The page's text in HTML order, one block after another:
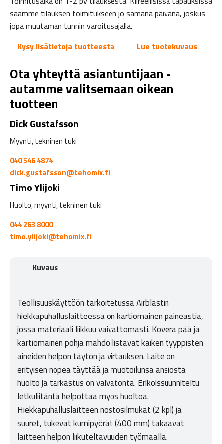
saamme tilauksen toimitukseen jo samana päivänä, joskus
jopa muutaman tunnin varoitusajalla.
Kysy lisätietoja tuotteesta
Lue tuotekuvaus
Ota yhteyttä asiantuntijaan -
autamme valitsemaan oikean
tuotteen
Dick Gustafsson
Myynti, tekninen tuki
040 546 4874
dick.gustafsson@tehomix.fi
Timo Ylijoki
Huolto, myynti, tekninen tuki
044 263 8000
timo.ylijoki@tehomix.fi
Kuvaus
Teollisuuskäyttöön tarkoitetussa Airblastin
hiekkapuhalluslaitteessa on kartiomainen paineastia,
jossa materiaali liikkuu vaivattomasti. Kovera pää ja
kartiomainen pohja mahdollistavat kaiken tyyppisten
aineiden helpon täytön ja virtauksen. Laite on
erityisen nopea täyttää ja muotoilunsa ansiosta
huolto ja tarkastus on vaivatonta. Erikoissuunniteltu
letkuliitäntä helpottaa myös huoltoa.
Hiekkapuhalluslaitteen nostosilmukat (2 kpl) ja
suuret, tukevat kumipyörät (400 mm) takaavat
laitteen helpon liikuteltavuuden työmaalla.